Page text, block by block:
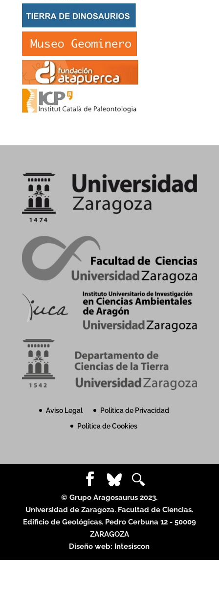
Aviso Legal
Política de Privacidad
Política de Cookies
© Grupo Aragosaurus 2023.
Universidad de Zaragoza. Facultad de Ciencias.
Edificio de Geológicas. Pedro Cerbuna 12 - 50009
ZARAGOZA
Diseño web: Intesiscon